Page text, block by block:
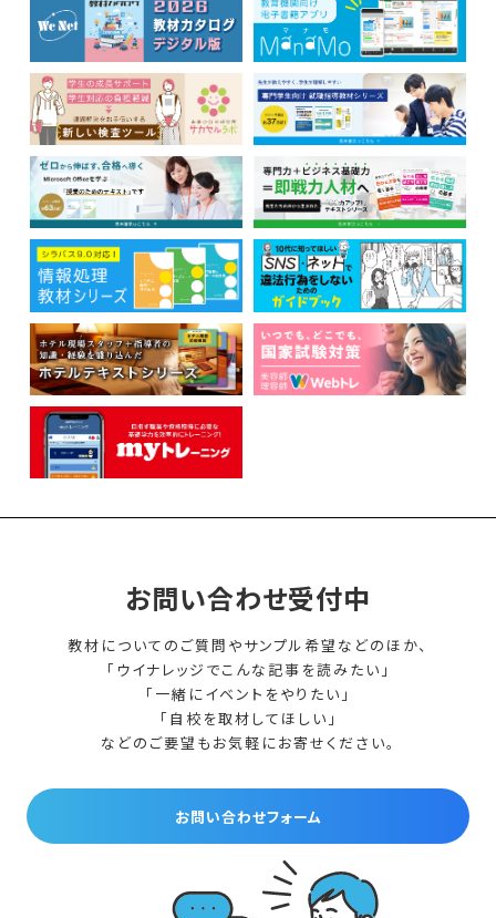
お問い合わせ受付中
教材についてのご質問やサンプル希望などのほか、
「ウイナレッジでこんな記事を読みたい」
「一緒にイベントをやりたい」
「自校を取材してほしい」
などのご要望もお気軽にお寄せください。
お問い合わせフォーム